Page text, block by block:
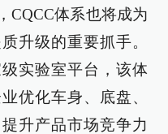
CQCC体系也将成为
升级的重要抓手。
实验室平台，该体
优化车身、底盘、
升产品市场竞争力